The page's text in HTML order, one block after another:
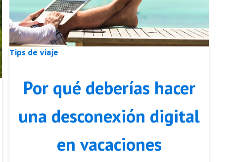
Tips de viaje
Por qué deberías hacer
una desconexión digital
en vacaciones